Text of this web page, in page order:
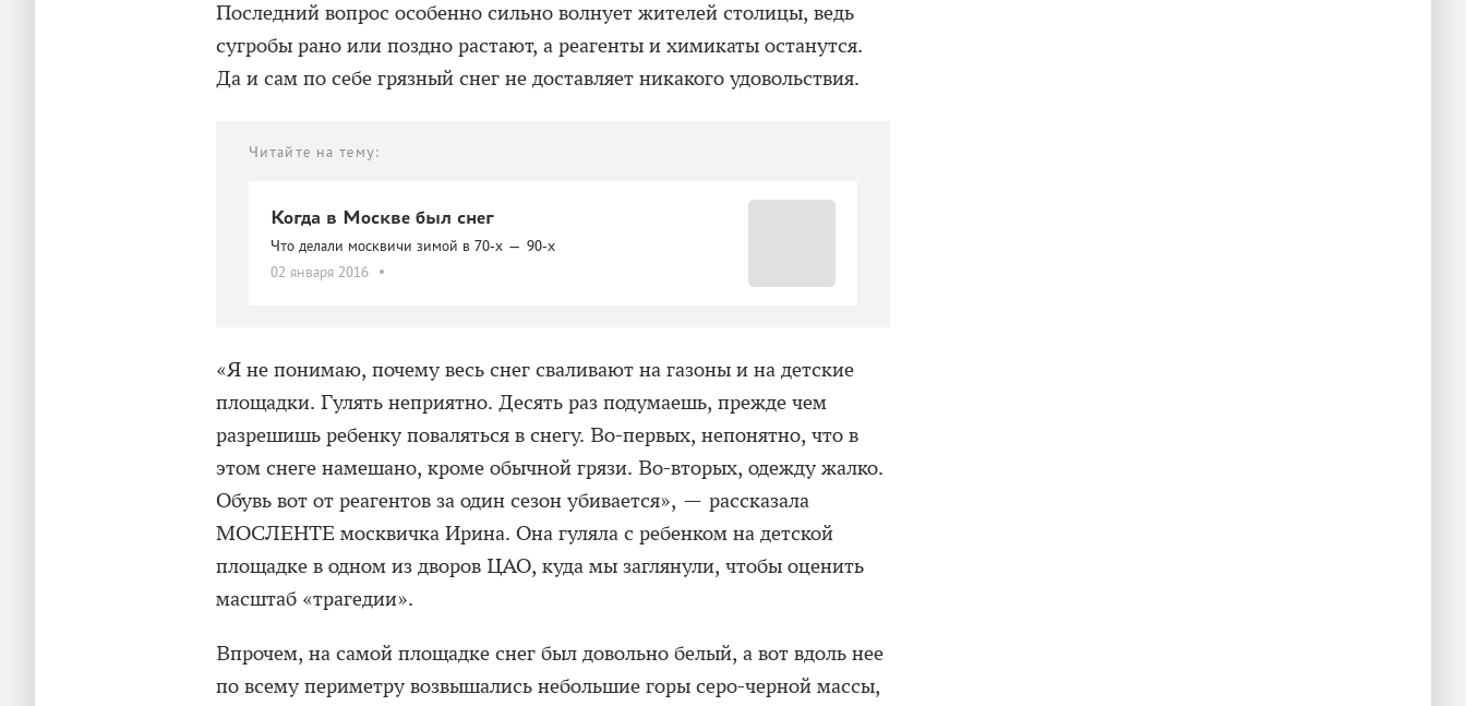
Последний вопрос особенно сильно волнует жителей столицы, ведь
сугробы рано или поздно растают, а реагенты и химикаты останутся.
Да и сам по себе грязный снег не доставляет никакого удовольствия.
Читайте на тему:
Когда в Москве был снег
Что делали москвичи зимой в 70-х — 90-х
02 января 2016
«Я не понимаю, почему весь снег сваливают на газоны и на детские
площадки. Гулять неприятно. Десять раз подумаешь, прежде чем
разрешишь ребенку поваляться в снегу. Во-первых, непонятно, что в
этом снеге намешано, кроме обычной грязи. Во-вторых, одежду жалко.
Обувь вот от реагентов за один сезон убивается», — рассказала
МОСЛЕНТЕ москвичка Ирина. Она гуляла с ребенком на детской
площадке в одном из дворов ЦАО, куда мы заглянули, чтобы оценить
масштаб «трагедии».
Впрочем, на самой площадке снег был довольно белый, а вот вдоль нее
по всему периметру возвышались небольшие горы серо-черной массы,